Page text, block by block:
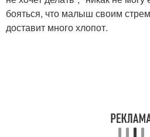
бояться, что малыш своим
доставит много хлопот.